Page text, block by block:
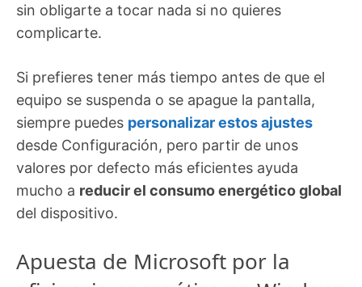
sin obligarte a tocar nada si no quieres
complicarte.
Si prefieres tener más tiempo antes de que el
equipo se suspenda o se apague la pantalla,
siempre puedes personalizar estos ajustes
desde Configuración, pero partir de unos
valores por defecto más eficientes ayuda
mucho a reducir el consumo energético global
del dispositivo.
Apuesta de Microsoft por la